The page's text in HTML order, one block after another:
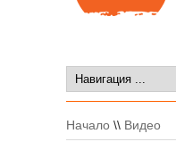
Начало \\ Видео